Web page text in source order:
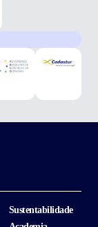
Sustentabilidade